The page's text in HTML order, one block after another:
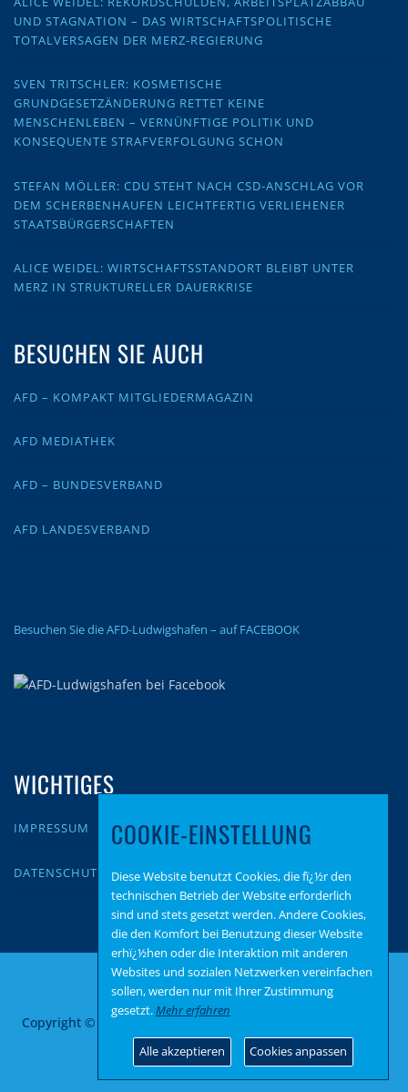
UND STAGNATION – DAS WIRTSCHAFTSPOLITISCHE
TOTALVERSAGEN DER MERZ-REGIERUNG
SVEN TRITSCHLER: KOSMETISCHE
GRUNDGESETZÄNDERUNG RETTET KEINE
MENSCHENLEBEN – VERNÜNFTIGE POLITIK UND
KONSEQUENTE STRAFVERFOLGUNG SCHON
STEFAN MÖLLER: CDU STEHT NACH CSD-ANSCHLAG VOR
DEM SCHERBENHAUFEN LEICHTFERTIG VERLIEHENER
STAATSBÜRGERSCHAFTEN
ALICE WEIDEL: WIRTSCHAFTSSTANDORT BLEIBT UNTER
MERZ IN STRUKTURELLER DAUERKRISE
BESUCHEN SIE AUCH
AFD – KOMPAKT MITGLIEDERMAGAZIN
AFD MEDIATHEK
AFD – BUNDESVERBAND
AFD LANDESVERBAND
Besuchen Sie die AFD-Ludwigshafen – auf FACEBOOK
WICHTIGES
IMPRESSUM
DATENSCHUTZ
Copyright © 2026 AfD Ludwigshafen
FameThemes
COOKIE-EINSTELLUNG
Diese Website benutzt Cookies, die fï¿½r den
technischen Betrieb der Website erforderlich
sind und stets gesetzt werden. Andere Cookies,
die den Komfort bei Benutzung dieser Website
erhï¿½hen oder die Interaktion mit anderen
Websites und sozialen Netzwerken vereinfachen
sollen, werden nur mit Ihrer Zustimmung
gesetzt.Mehr erfahren
Alle akzeptieren Cookies anpassen